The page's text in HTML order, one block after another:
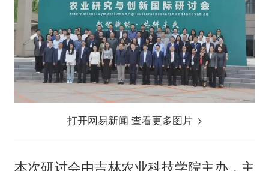
打开网易新闻 查看更多图片
本次研讨会由吉林农业科技学院主办，主